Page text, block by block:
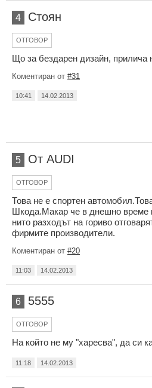
4 Стоян
ОТГОВОР
Що за бездарен дизайн, прилича
Коментиран от #31
10:41 14.02.2013
5 От AUDI
ОТГОВОР
Това не е спортен
Шкода.Макар че в днешно време
нито разходът на гориво
фирмите производители.
Коментиран от #20
11:03 14.02.2013
6 5555
ОТГОВОР
На който не му "харесва", да си
11:18 14.02.2013